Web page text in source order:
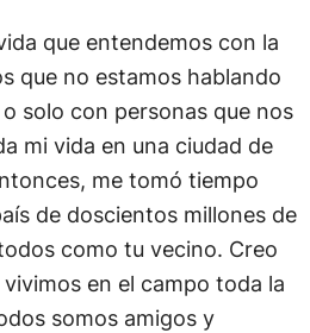
que entendemos con la
que no estamos hablando
solo con personas que nos
mi vida en una ciudad de
me tomó tiempo
de doscientos millones de
como tu vecino. Creo
en el campo toda la
somos amigos y